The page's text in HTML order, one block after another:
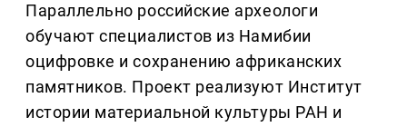
Параллельно российские археологи
обучают специалистов из Намибии
оцифровке и сохранению африканских
памятников. Проект реализуют Институт
истории материальной культуры РАН и